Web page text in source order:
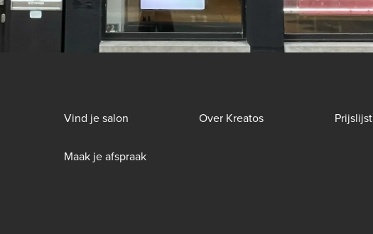
Footer
menu
Vind je salon Over Kreatos Prijslijst
Maak je afspraak